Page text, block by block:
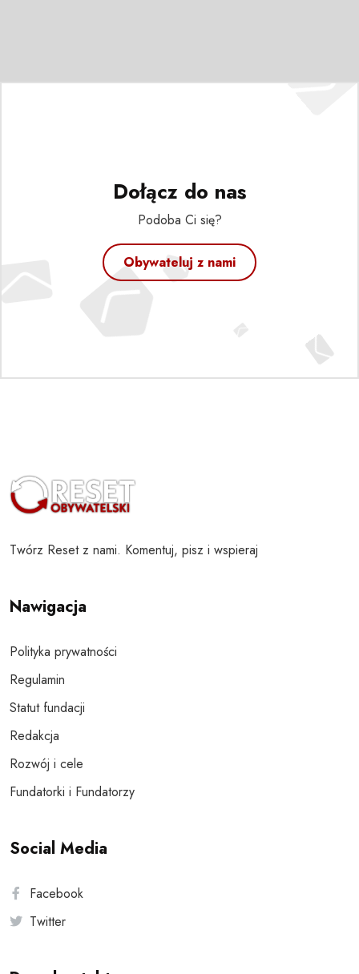
Dołącz do nas
Podoba Ci się?
Obywateluj z nami
Twórz Reset z nami. Komentuj, pisz i wspieraj
Nawigacja
Polityka prywatności
Regulamin
Statut fundacji
Redakcja
Rozwój i cele
Fundatorki i Fundatorzy
Social Media
Facebook
Twitter